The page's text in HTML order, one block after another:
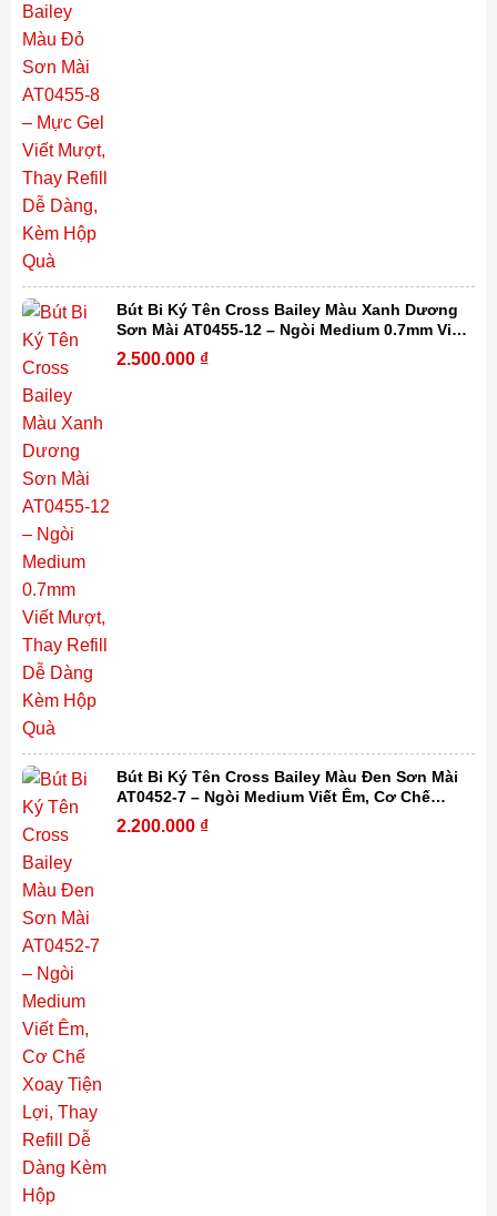
Bút Bi Ký Tên Cross Bailey Màu Xanh Dương
Sơn Mài AT0455-12 – Ngòi Medium 0.7mm Viết
Mượt, Thay Refill Dễ Dàng Kèm Hộp Quà
2.500.000 ₫
Bút Bi Ký Tên Cross Bailey Màu Đen Sơn Mài
AT0452-7 – Ngòi Medium Viết Êm, Cơ Chế
Xoay Tiện Lợi, Thay Refill Dễ Dàng Kèm Hộp
2.200.000 ₫